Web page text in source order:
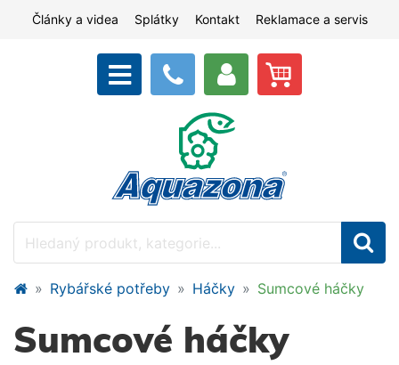
Články a videa Splátky Kontakt Reklamace a servis
Rybářské potřeby Háčky Sumcové háčky
Sumcové háčky